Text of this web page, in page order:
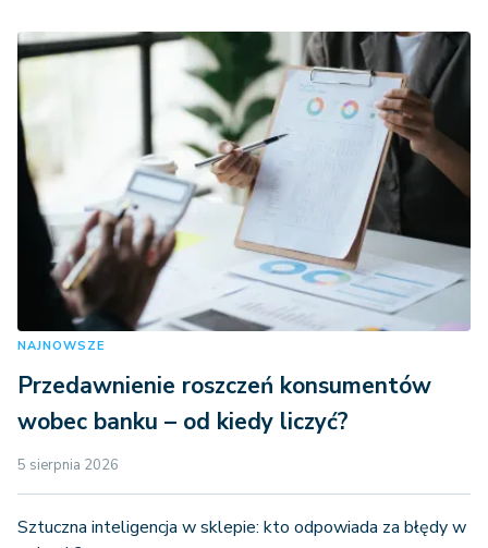
NAJNOWSZE
Przedawnienie roszczeń konsumentów
wobec banku – od kiedy liczyć?
5 sierpnia 2026
Sztuczna inteligencja w sklepie: kto odpowiada za błędy w